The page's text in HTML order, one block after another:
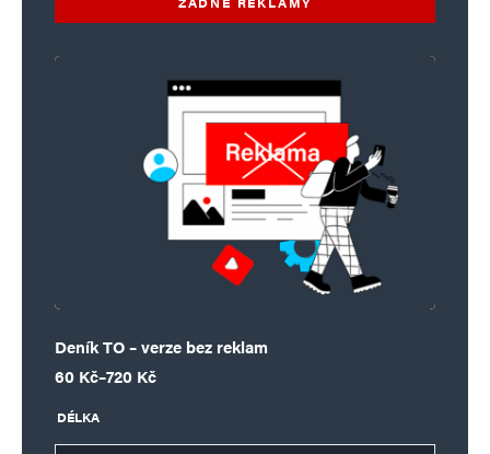
Deník TO – verze bez reklam
60 Kč–720 Kč
Rozpětí cen: 60 Kč až 720 Kč
DÉLKA